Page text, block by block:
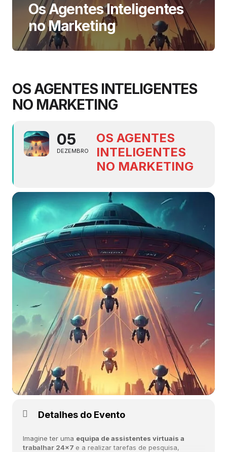
Os Agentes Inteligentes
no Marketing
OS AGENTES INTELIGENTES
NO MARKETING
05
DEZEMBRO
OS AGENTES
INTELIGENTES
NO MARKETING
Detalhes do Evento
Imagine ter uma equipa de assistentes virtuais a
trabalhar 24×7 e a realizar tarefas de pesquisa,